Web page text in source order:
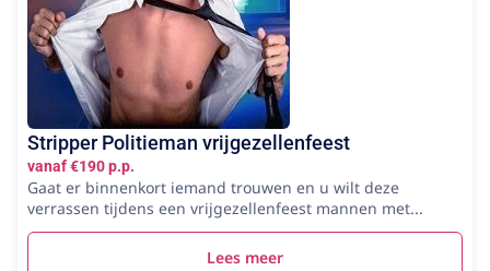
Stripper Politieman vrijgezellenfeest
vanaf €190 p.p.
Gaat er binnenkort iemand trouwen en u wilt deze
verrassen tijdens een vrijgezellenfeest mannen met...
Lees meer